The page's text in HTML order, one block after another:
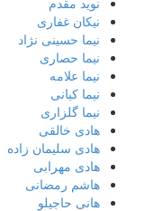
نیکان غفاری
نیما حسینی نژاد
نیما حصاری
نیما علامه
نیما کیانی
نیما گلزاری
هادی خالقی
هادی سلیمان زاده
هادی مهرابی
هاشم رمضانی
هانی حاجیلو